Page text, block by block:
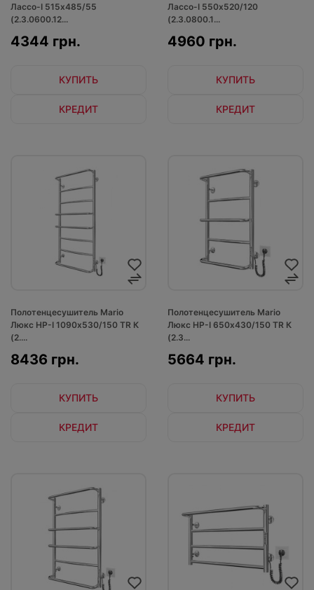
Лассо-І 515х485/55
(2.3.0600.12...
4344 грн.
КУПИТЬ
КРЕДИТ
Лассо-І 550x520/120
(2.3.0800.1...
4960 грн.
КУПИТЬ
КРЕДИТ
Полотенцесушитель Mario
Люкс НР-І 1090х530/150 TR К
(2....
8436 грн.
КУПИТЬ
КРЕДИТ
Полотенцесушитель Mario
Люкс НР-І 650х430/150 TR К
(2.3...
5664 грн.
КУПИТЬ
КРЕДИТ